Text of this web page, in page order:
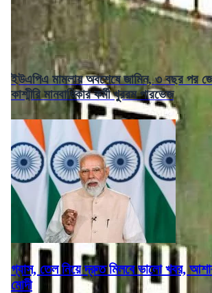
ইউএপিএ মামলায় অবশেষে জামিন, ৩ বছর পর
কাশ্মীরি মানবাধিকার কর্মী খুররম পারভেজ
গ্যাস, তেল নিয়ে দ্রুত মিলবে ভালো খবর,
মোদী